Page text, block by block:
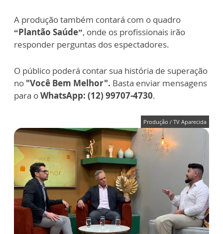
A produção também contará com o quadro
“Plantão Saúde”, onde os profissionais irão
responder perguntas dos espectadores.
O público poderá contar sua história de superação
no "Você Bem Melhor". Basta enviar mensagens
para oWhatsApp: (12) 99707-4730.
Produção / TV Aparecida